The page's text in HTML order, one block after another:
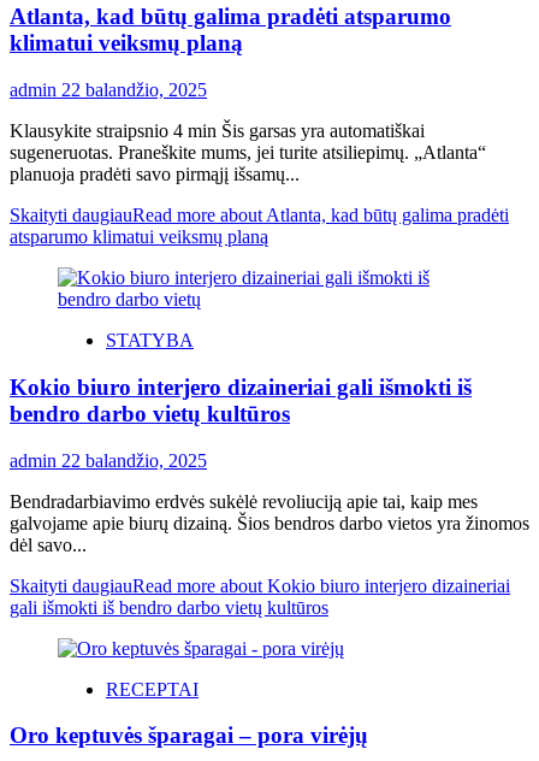
Atlanta, kad būtų galima pradėti atsparumo
klimatui veiksmų planą
admin 22 balandžio, 2025
Klausykite straipsnio 4 min Šis garsas yra automatiškai
sugeneruotas. Praneškite mums, jei turite atsiliepimų. „Atlanta“
planuoja pradėti savo pirmąjį išsamų...
Skaityti daugiauRead more about Atlanta, kad būtų galima pradėti
atsparumo klimatui veiksmų planą
STATYBA
Kokio biuro interjero dizaineriai gali išmokti iš
bendro darbo vietų kultūros
admin 22 balandžio, 2025
Bendradarbiavimo erdvės sukėlė revoliuciją apie tai, kaip mes
galvojame apie biurų dizainą. Šios bendros darbo vietos yra žinomos
dėl savo...
Skaityti daugiauRead more about Kokio biuro interjero dizaineriai
gali išmokti iš bendro darbo vietų kultūros
RECEPTAI
Oro keptuvės šparagai – pora virėjų